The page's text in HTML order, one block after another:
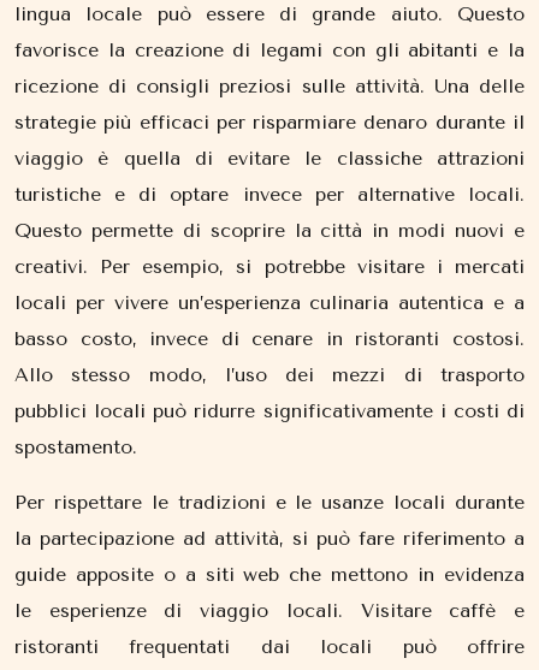
lingua locale può essere di grande aiuto. Questo
favorisce la creazione di legami con gli abitanti e la
ricezione di consigli preziosi sulle attività. Una delle
strategie più efficaci per risparmiare denaro durante il
viaggio è quella di evitare le classiche attrazioni
turistiche e di optare invece per alternative locali.
Questo permette di scoprire la città in modi nuovi e
creativi. Per esempio, si potrebbe visitare i mercati
locali per vivere un’esperienza culinaria autentica e a
basso costo, invece di cenare in ristoranti costosi.
Allo stesso modo, l’uso dei mezzi di trasporto
pubblici locali può ridurre significativamente i costi di
spostamento.
Per rispettare le tradizioni e le usanze locali durante
la partecipazione ad attività, si può fare riferimento a
guide apposite o a siti web che mettono in evidenza
le esperienze di viaggio locali. Visitare caffè e
ristoranti frequentati dai locali può offrire